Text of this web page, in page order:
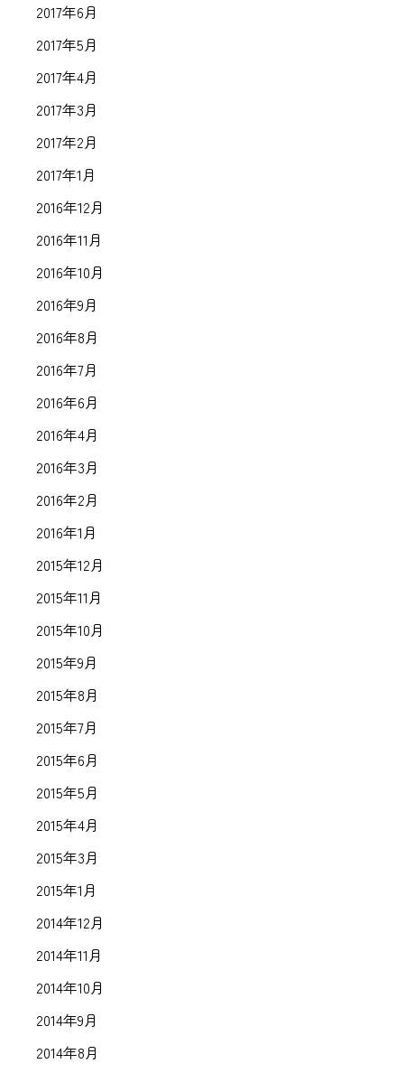
2017年6月
2017年5月
2017年4月
2017年3月
2017年2月
2017年1月
2016年12月
2016年11月
2016年10月
2016年9月
2016年8月
2016年7月
2016年6月
2016年4月
2016年3月
2016年2月
2016年1月
2015年12月
2015年11月
2015年10月
2015年9月
2015年8月
2015年7月
2015年6月
2015年5月
2015年4月
2015年3月
2015年1月
2014年12月
2014年11月
2014年10月
2014年9月
2014年8月